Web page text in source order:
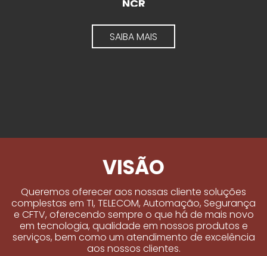
NCR
SAIBA MAIS
VISÃO
Queremos oferecer aos nossas cliente soluções
complestas em TI, TELECOM, Automação, Segurança
e CFTV, oferecendo sempre o que há de mais novo
em tecnologia, qualidade em nossos produtos e
serviços, bem como um atendimento de excelência
aos nossos clientes.